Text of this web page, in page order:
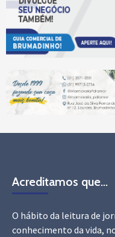
Acreditamos que…
O hábito da leitura de
conhecimento da vida,